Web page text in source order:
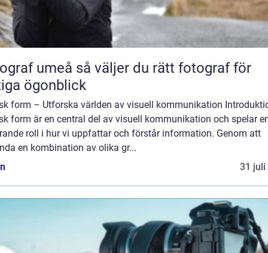
så väljer du rätt fotograf för
ögonblick
form – Utforska världen av visuell kommunikation
form är en central del av visuell kommunikation och spelar
roll i hur vi uppfattar och förstår information. Genom att
en kombination av olika gr...
31 juli